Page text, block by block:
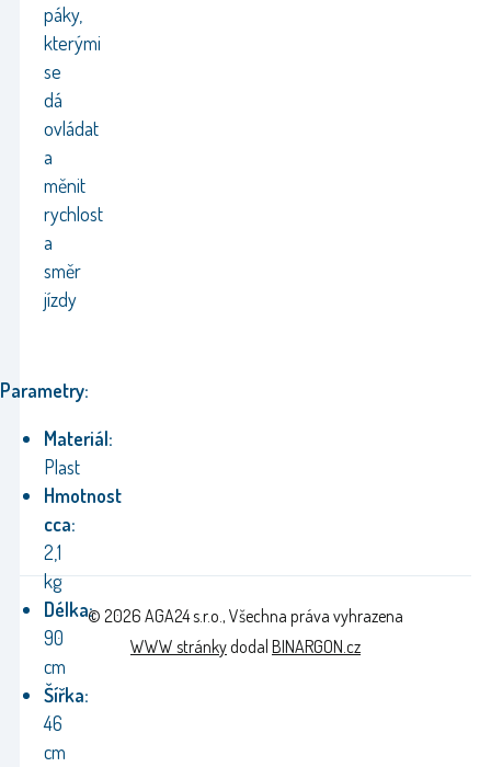
páky,
kterými
se
dá
ovládat
a
měnit
rychlost
a
směr
jízdy
Parametry:
Materiál:
Plast
Hmotnost
cca:
2,1
kg
Délka:
90
cm
Šířka:
46
cm
© 2026 AGA24 s.r.o., Všechna práva vyhrazena
WWW stránkydodal BINARGON.cz